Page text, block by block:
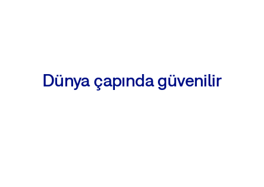
Dünya çapında güvenilir